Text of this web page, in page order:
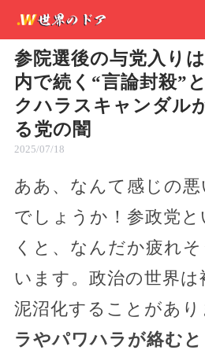
参院選後の与党入り
内で続く“言論封殺”
クハラスキャンダル
る党の闇
2025/07/18
ああ、なんて感じの
でしょうか！参政党
くと、なんだか疲れ
います。政治の世界は
泥沼化することがあり
ラやパワハラが絡む